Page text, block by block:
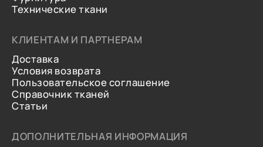
Технические ткани
КЛИЕНТАМ И ПАРТНЕРАМ
Доставка
Условия возврата
Пользовательское соглашение
Справочник тканей
Статьи
ДОПОЛНИТЕЛЬНАЯ ИНФОРМАЦИЯ